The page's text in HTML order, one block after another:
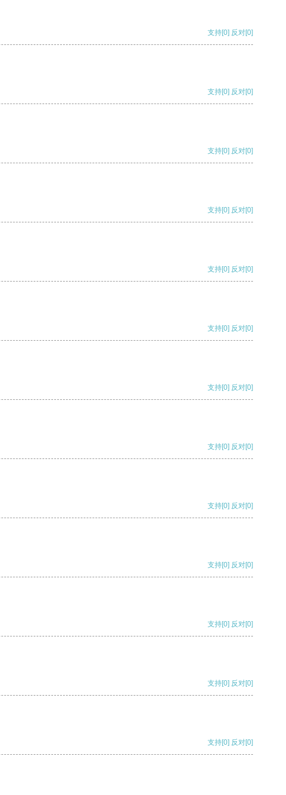
支持[0] 反对[0]
支持[0] 反对[0]
支持[0] 反对[0]
支持[0] 反对[0]
支持[0] 反对[0]
支持[0] 反对[0]
支持[0] 反对[0]
支持[0] 反对[0]
支持[0] 反对[0]
支持[0] 反对[0]
支持[0] 反对[0]
支持[0] 反对[0]
支持[0] 反对[0]